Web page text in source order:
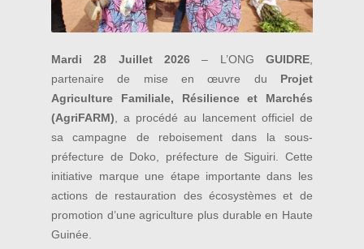
Mardi 28 Juillet 2026 – L’ONG GUIDRE,
partenaire de mise en œuvre du Projet
Agriculture Familiale, Résilience et Marchés
(AgriFARM) , a procédé au lancement officiel de
sa campagne de reboisement dans la sous-
préfecture de Doko, préfecture de Siguiri. Cette
initiative marque une étape importante dans les
actions de restauration des écosystèmes et de
promotion d’une agriculture plus durable en Haute
Guinée.